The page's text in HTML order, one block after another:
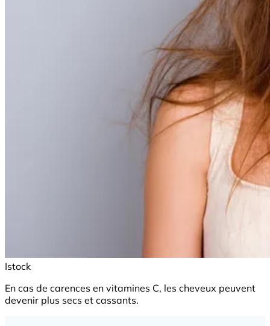
Istock
En cas de carences en vitamines C, les cheveux peuvent
devenir plus secs et cassants.